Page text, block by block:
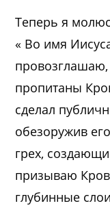
Теперь я
« Во имя
провозглашаю,
пропитаны
сделал
обезоружив
грех,
призываю
глубинные